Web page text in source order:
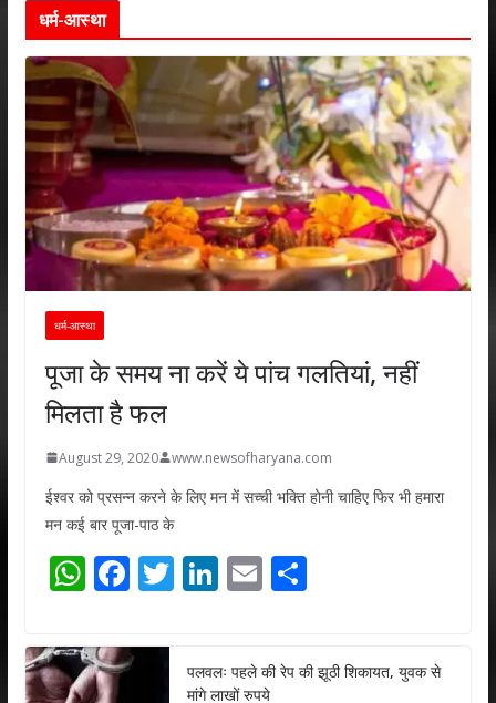
धर्म-आस्था
धर्म-आस्था
पूजा के समय ना करें ये पांच गलतियां, नहीं
मिलता है फल
August 29, 2020 www.newsofharyana.com
ईश्वर को प्रसन्न करने के लिए मन में सच्ची भक्ति होनी चाहिए फिर भी हमारा
मन कई बार पूजा-पाठ के
W
at
s
F
e
b
T
er
Li
e
E
l
S
e
पलवलः पहले की रेप की झूठी शिकायत, युवक से
मांगे लाखों रुपये